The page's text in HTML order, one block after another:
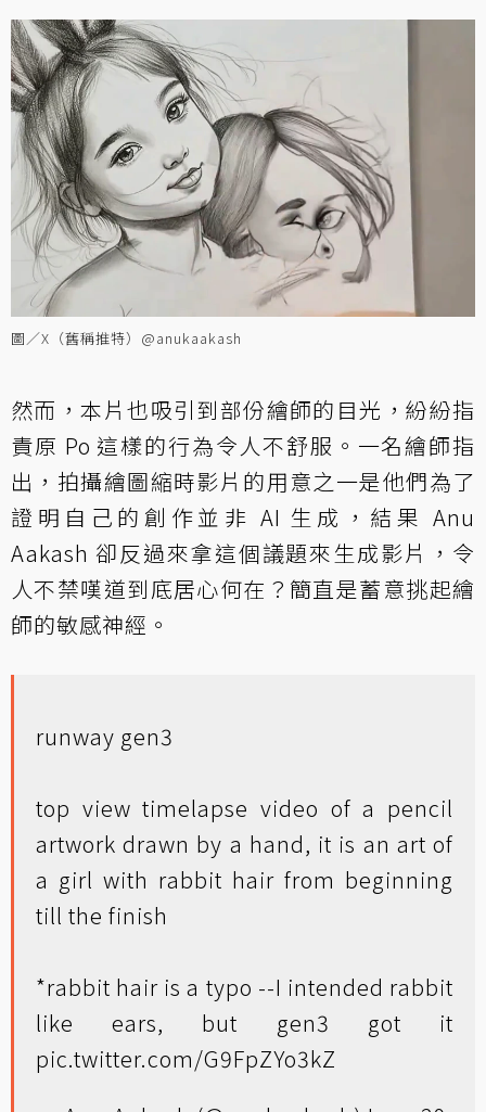
圖／X（舊稱推特）@anukaakash
然而，本片也吸引到部份繪師的目光，紛紛指
責原 Po 這樣的行為令人不舒服。一名繪師指
出，拍攝繪圖縮時影片的用意之一是他們為了
證明自己的創作並非 AI 生成，結果 Anu
Aakash 卻反過來拿這個議題來生成影片，令
人不禁嘆道到底居心何在？簡直是蓄意挑起繪
師的敏感神經。
runway gen3
top view timelapse video of a pencil
artwork drawn by a hand, it is an art of
a girl with rabbit hair from beginning
till the finish
*rabbit hair is a typo --I intended rabbit
like ears, but gen3 got it
pic.twitter.com/G9FpZYo3kZ